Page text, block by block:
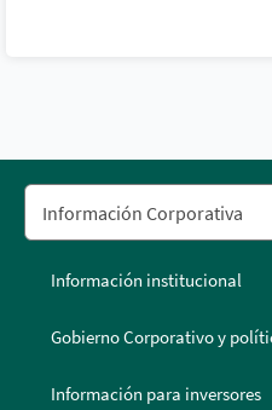
Información institucional
Gobierno Corporativo y
Información para inversores